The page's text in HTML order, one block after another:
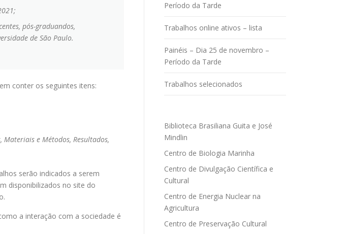
pós-graduandos,
de São Paulo.
conter os seguintes itens:
Materiais e Métodos, Resultados,
serão indicados a serem
disponibilizados no site do
a interação com a sociedade é
Período da Tarde
Trabalhos online ativos – lista
Painéis – Dia 25 de novembro –
Período da Tarde
Trabalhos selecionados
Biblioteca Brasiliana Guita e José
Mindlin
Centro de Biologia Marinha
Centro de Divulgação Científica e
Cultural
Centro de Energia Nuclear na
Agricultura
Centro de Preservação Cultural